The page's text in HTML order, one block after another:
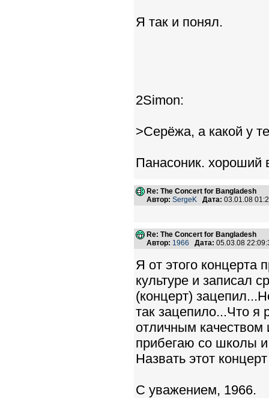
Я так и понял.
2Simon:
>Серёжа, а какой у
Панасоник. хороший
Re: The Concert for Bangladesh
Автор: SergeK Дата: 03.01.08
Re: The Concert for Bangladesh
Автор: 1966 Дата: 05.03.08
Я от этого концерта
культуре и записал
(концерт)
так зацепило...Что я
отличным качеством
прибегаю со школы
Назвать этот
С уважением, 1966.